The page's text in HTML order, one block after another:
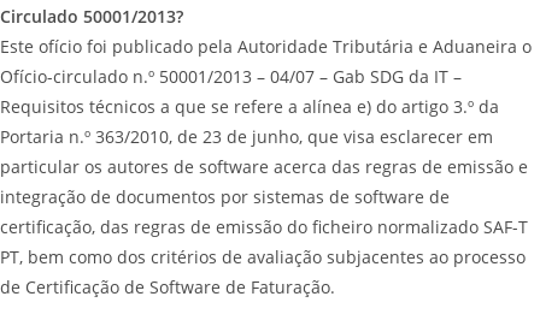
Circulado 50001/2013?
Este ofício foi publicado pela Autoridade Tributária e Aduaneira o
Ofício-circulado n.º 50001/2013 – 04/07 – Gab SDG da IT –
Requisitos técnicos a que se refere a alínea e) do artigo 3.º da
Portaria n.º 363/2010, de 23 de junho, que visa esclarecer em
particular os autores de software acerca das regras de emissão e
integração de documentos por sistemas de software de
certificação, das regras de emissão do ficheiro normalizado SAF-T
PT, bem como dos critérios de avaliação subjacentes ao processo
de Certificação de Software de Faturação.